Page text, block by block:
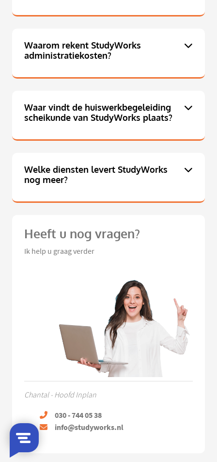
Waarom rekent StudyWorks
administratiekosten?
Waar vindt de huiswerkbegeleiding
scheikunde van StudyWorks plaats?
Welke diensten levert StudyWorks
nog meer?
Heeft u nog vragen?
Ik help u graag verder
Chantal - Hoofd Inplan
030 - 744 05 38
info@studyworks.nl